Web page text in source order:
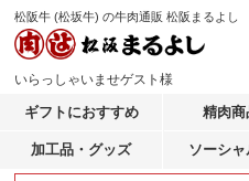
松阪牛 (松坂牛) の牛肉通販 松阪まるよし
いらっしゃいませゲスト様
ギフトにおすすめ 精肉商
加工品・グッズ ソーシャ